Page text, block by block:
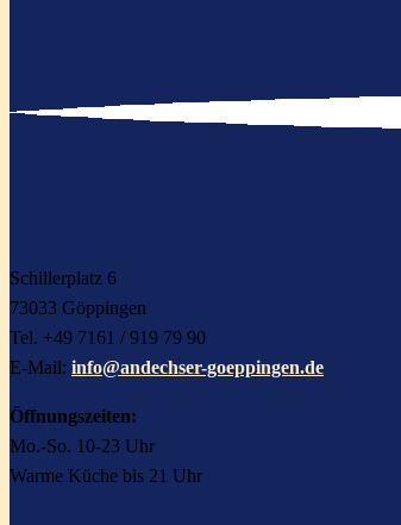
Schillerplatz 6
73033 Göppingen
Tel. +49 7161 / 919 79 90
E-Mail: info@andechser-goeppingen.de
Öffnungszeiten:
Mo.-So. 10-23 Uhr
Warme Küche bis 21 Uhr